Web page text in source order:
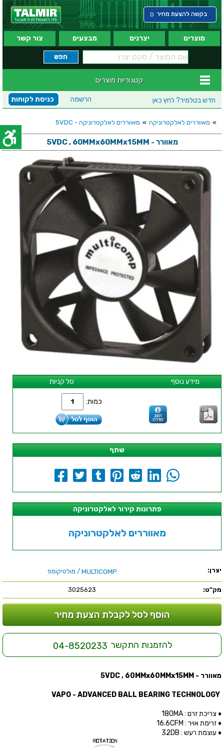
בקשה להצעת מחיר 0
מוצרים יצרנים מבצעים צור קשר
קטגוריות מוצרים
חדש בטלמיר? לחץ כאן כניסת לקוחות הרשמה
» מאווררים לאלקטרוניקה » מאווררים לאלקטרוניקה - 5VDC
מאוורר - 5VDC , 60MMx60MMx15MM
סל קניות מידע נוסף
כמות:
שתף
פתרונות קירור לאלקטרוניקה
מאווררים לאלקטרוניקה
יצרן: MULTICOMP / מולטיקומפ
מק"ט: 3025623
הוסף לסל לקבלת הצעת מחיר
להזמנות התקשר 04-8520233
מאוורר - 5VDC , 60MMx60MMx15MM
♦ צריכת זרם : 180MA
♦ זרימת אויר : 16.6CFM
♦ עוצמת רעש : 32DB